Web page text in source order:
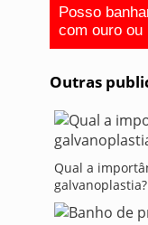
Posso
com ouro ou
Outras
Qual a